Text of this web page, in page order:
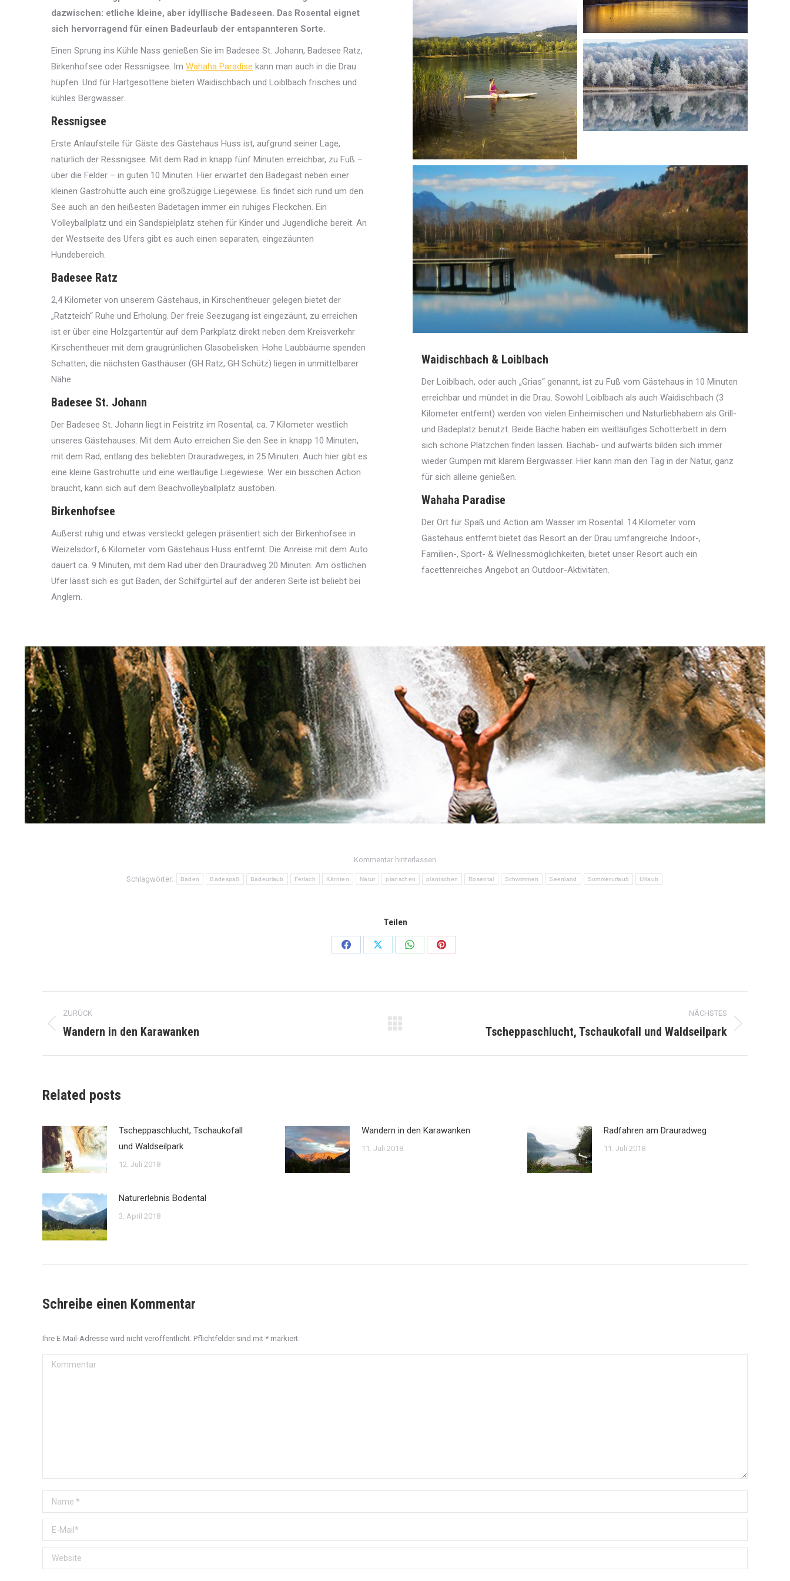
dazwischen: etliche kleine, aber idyllische Badeseen. Das Rosental eignet
sich hervorragend für einen Badeurlaub der entspannteren Sorte.
Einen Sprung ins Kühle Nass genießen Sie im Badesee St. Johann, Badesee Ratz,
Birkenhofsee oder Ressnigsee. Im Wahaha Paradise kann man auch in die Drau
hüpfen. Und für Hartgesottene bieten Waidischbach und Loiblbach frisches und
kühles Bergwasser.
Ressnigsee
Erste Anlaufstelle für Gäste des Gästehaus Huss ist, aufgrund seiner Lage,
natürlich der Ressnigsee. Mit dem Rad in knapp fünf Minuten erreichbar, zu Fuß –
über die Felder – in guten 10 Minuten. Hier erwartet den Badegast neben einer
kleinen Gastrohütte auch eine großzügige Liegewiese. Es findet sich rund um den
See auch an den heißesten Badetagen immer ein ruhiges Fleckchen. Ein
Volleyballplatz und ein Sandspielplatz stehen für Kinder und Jugendliche bereit. An
der Westseite des Ufers gibt es auch einen separaten, eingezäunten
Hundebereich.
Badesee Ratz
2,4 Kilometer von unserem Gästehaus, in Kirschentheuer gelegen bietet der
„Ratzteich“ Ruhe und Erholung. Der freie Seezugang ist eingezäunt, zu erreichen
ist er über eine Holzgartentür auf dem Parkplatz direkt neben dem Kreisverkehr
Kirschentheuer mit dem graugrünlichen Glasobelisken. Hohe Laubbäume spenden
Schatten, die nächsten Gasthäuser (GH Ratz, GH Schütz) liegen in unmittelbarer
Nähe.
Badesee St. Johann
Der Badesee St. Johann liegt in Feistritz im Rosental, ca. 7 Kilometer westlich
unseres Gästehauses. Mit dem Auto erreichen Sie den See in knapp 10 Minuten,
mit dem Rad, entlang des beliebten Drauradweges, in 25 Minuten. Auch hier gibt es
eine kleine Gastrohütte und eine weitläufige Liegewiese. Wer ein bisschen Action
braucht, kann sich auf dem Beachvolleyballplatz austoben.
Birkenhofsee
Äußerst ruhig und etwas versteckt gelegen präsentiert sich der Birkenhofsee in
Weizelsdorf, 6 Kilometer vom Gästehaus Huss entfernt. Die Anreise mit dem Auto
dauert ca. 9 Minuten, mit dem Rad über den Drauradweg 20 Minuten. Am östlichen
Ufer lässt sich es gut Baden, der Schilfgürtel auf der anderen Seite ist beliebt bei
Anglern.
Waidischbach & Loiblbach
Der Loiblbach, oder auch „Grias“ genannt, ist zu Fuß vom Gästehaus in 10 Minuten
erreichbar und mündet in die Drau. Sowohl Loiblbach als auch Waidischbach (3
Kilometer entfernt) werden von vielen Einheimischen und Naturliebhabern als Grill-
und Badeplatz benutzt. Beide Bäche haben ein weitläufiges Schotterbett in dem
sich schöne Plätzchen finden lassen. Bachab- und aufwärts bilden sich immer
wieder Gumpen mit klarem Bergwasser. Hier kann man den Tag in der Natur, ganz
für sich alleine genießen.
Wahaha Paradise
Der Ort für Spaß und Action am Wasser im Rosental. 14 Kilometer vom
Gästehaus entfernt bietet das Resort an der Drau umfangreiche Indoor-,
Familien-, Sport- & Wellnessmöglichkeiten, bietet unser Resort auch ein
facettenreiches Angebot an Outdoor-Aktivitäten.
Kommentar hinterlassen
Schlagwörter: Baden Badespaß Badeurlaub Ferlach Kärnten Natur planschen plantschen Rosental Schwimmen Seenland Sommerurlaub Urlaub
Teilen
Teilen
Teilen
Teilen
Teilen
Kommentarnavigation
ZURÜCK
Vorheriger
Wandern in den Karawanken
NÄCHSTES
Tscheppaschlucht, Tschaukofall und Waldseilpark
Related posts
Tscheppaschlucht, Tschaukofall
und Waldseilpark
12. Juli 2018
Wandern in den Karawanken
11. Juli 2018
Radfahren am Drauradweg
11. Juli 2018
Naturerlebnis Bodental
3. April 2018
Schreibe einen Kommentar
Ihre E-Mail-Adresse wird nicht veröffentlicht. Pflichtfelder sind mit * markiert.
Kommentar
Name *
E-Mail *
Website